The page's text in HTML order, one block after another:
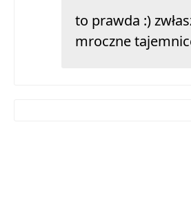
to prawda :)
mroczne